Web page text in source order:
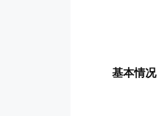
基本情况